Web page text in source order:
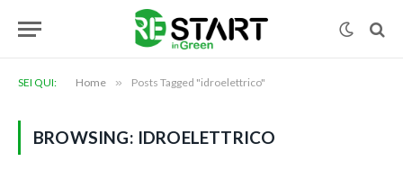
SEI QUI: Home » Posts Tagged "idroelettrico"
BROWSING: IDROELETTRICO